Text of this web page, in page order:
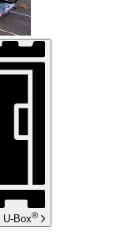
U-Box®